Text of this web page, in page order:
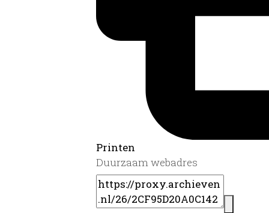
Printen
Duurzaam webadres